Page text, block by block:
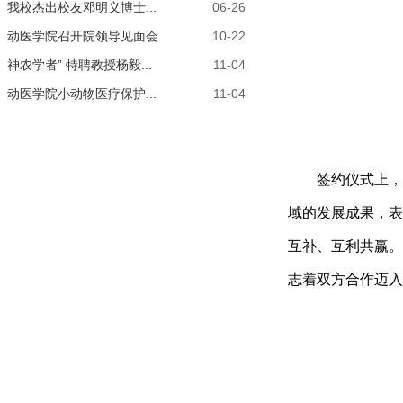
06-26
我校杰出校友邓明义博士...
10-22
动医学院召开院领导见面会
11-04
神农学者” 特聘教授杨毅...
11-04
动医学院小动物医疗保护...
签约仪式上
域的发展成果，
互补、互利共赢
志着双方合作迈